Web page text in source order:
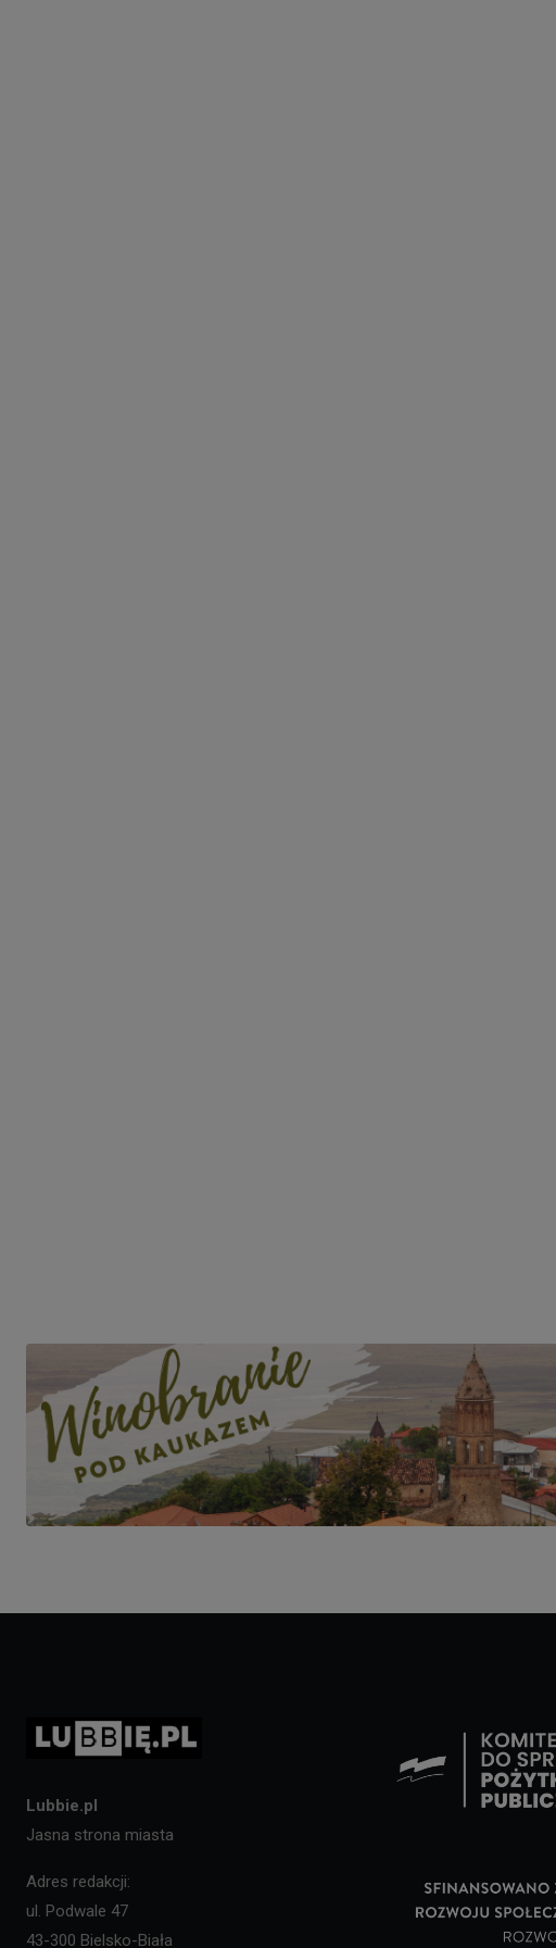
Lubbie.pl
Jasna strona miasta
Adres redakcji:
ul. Podwale 47
43-300 Bielsko-Biała